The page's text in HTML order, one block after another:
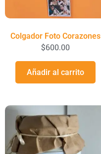
Colgador Foto Corazones
$600.00
Añadir al carrito